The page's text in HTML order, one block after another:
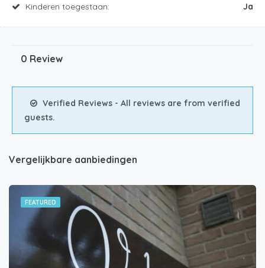
Kinderen toegestaan:
Ja
0 Review
Verified Reviews - All reviews are from verified
guests.
Vergelijkbare aanbiedingen
FEATURED